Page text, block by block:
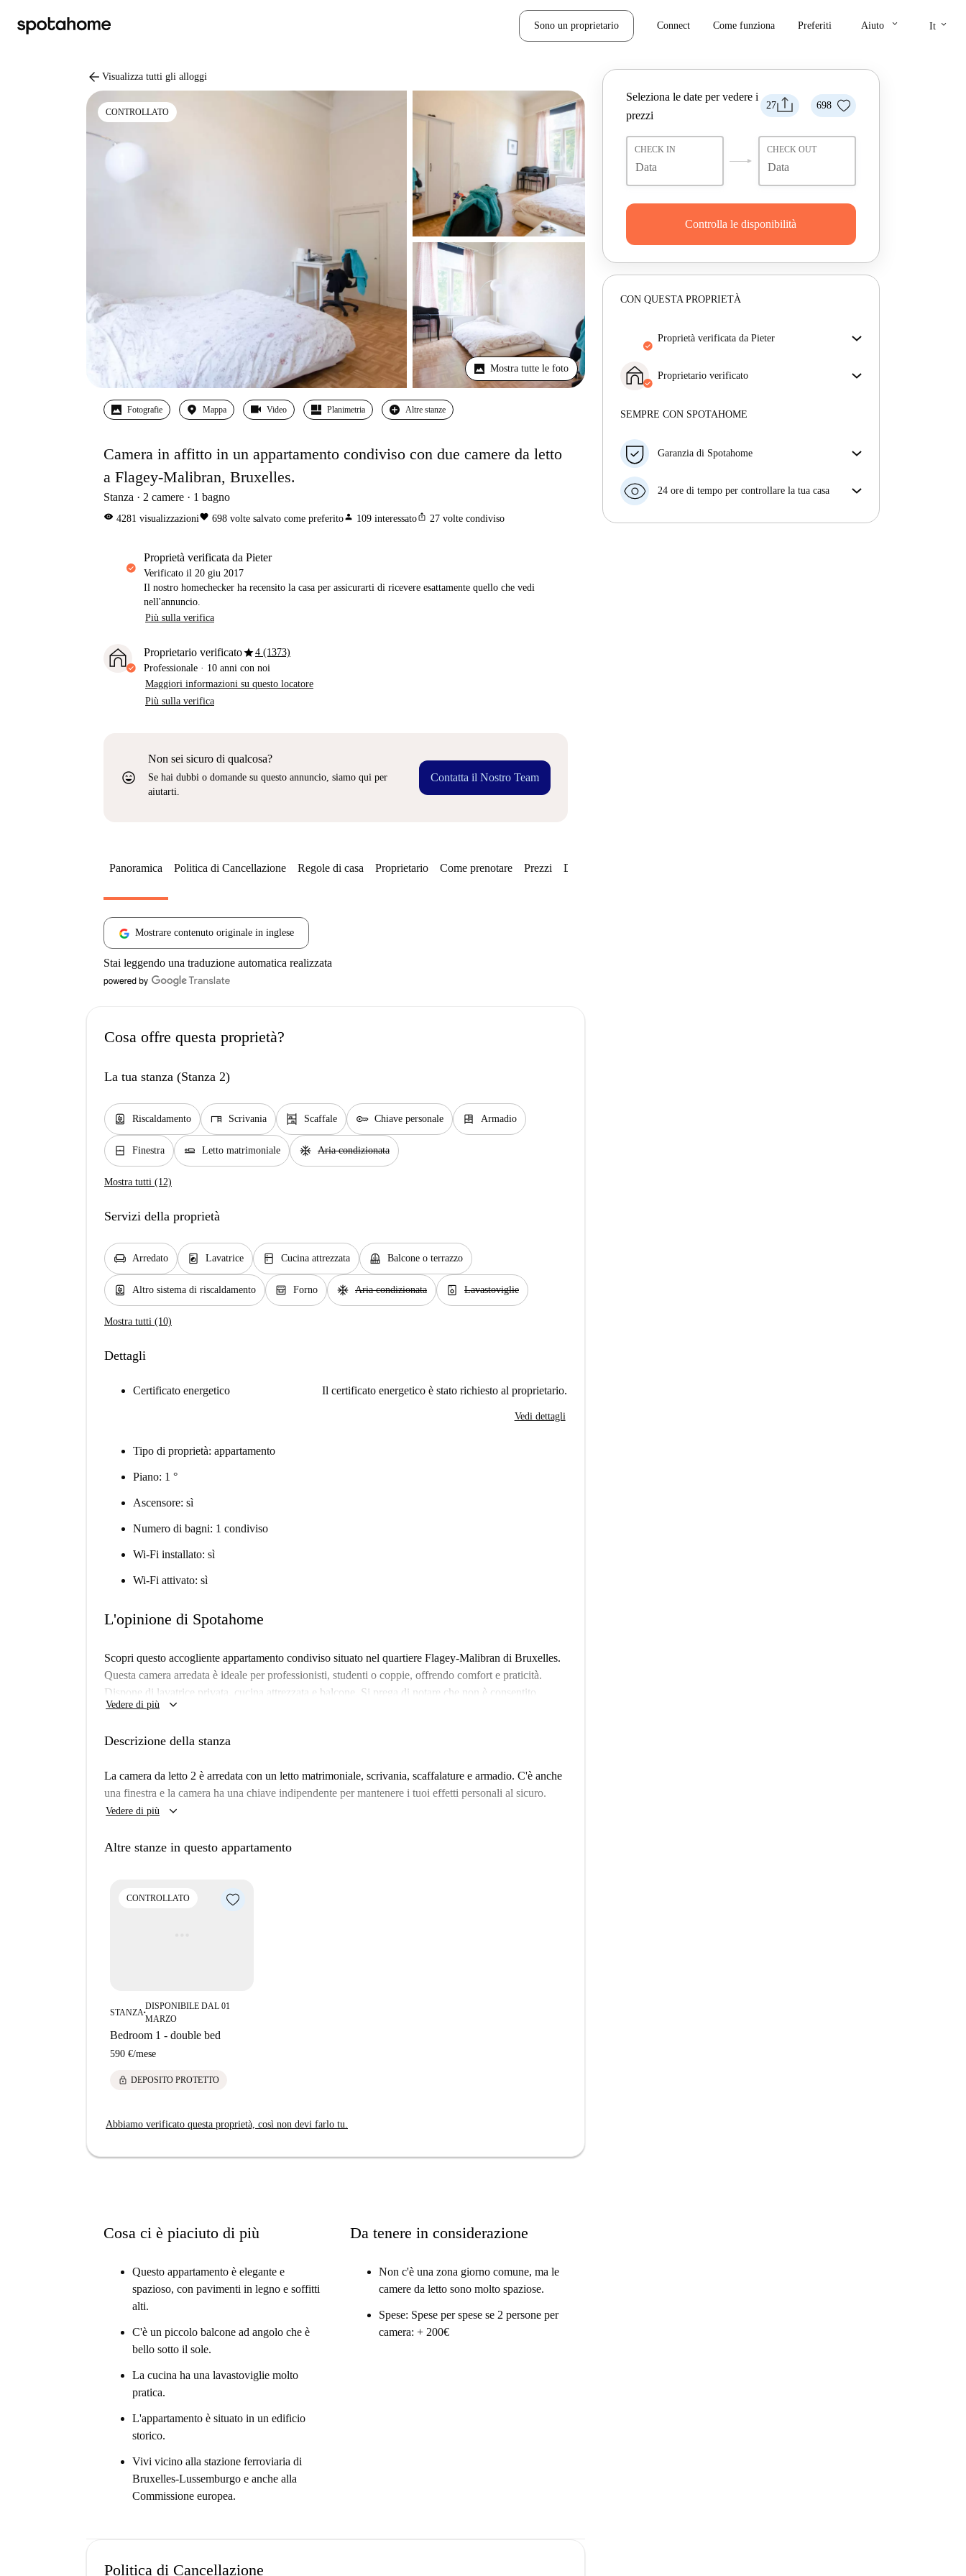
Sono un proprietario Connect Come funziona Preferiti Aiuto keyboard_arrow_down It keyboard_arrow_down
arrow_back Visualizza tutti gli alloggi
CONTROLLATO
Mostra tutte le foto
Fotografie Mappa Video Planimetria Altre stanze
Camera in affitto in un appartamento condiviso con due camere da letto
a Flagey-Malibran, Bruxelles.
Stanza 2 camere 1 bagno
visibility 4281 visualizzazionifavorite 698 volte salvato come preferitoperson 109 interessatoios_share 27 volte condiviso
proprietà verificata da Pieter
Verificato il 20 giu 2017
Il nostro homechecker ha recensito la casa per assicurarti di ricevere esattamente quello che vedi
nell'annuncio.
Più sulla verifica
Proprietario verificatostar4 (1373)
Professionale · 10 anni con noi
Maggiori informazioni su questo locatore
Più sulla verifica
sentiment_very_satisfied
Non sei sicuro di qualcosa?
Se hai dubbi o domande su questo annuncio, siamo qui per
aiutarti.
Contatta il Nostro Team
27 698
Seleziona le date per vedere i
prezzi
CHECK IN CHECK OUT
Controlla le disponibilità
CON QUESTA PROPRIETÀ
proprietà verificata da Pieter
assicurarti di ricevere esattamente quello che vedi
nell'annuncio.
Proprietario verificato
Maggiori informazioni su questo locatore
SEMPRE CON SPOTAHOME
Garanzia di Spotahome
con breve preavviso, noi A) ti pagheremo un hotel e
B) ti rimborseremo totalmente
24 ore di tempo per controllare la tua casa
Panoramica Politica di Cancellazione Regole di casa Proprietario Come prenotare Prezzi Disponibilità
Mostrare contenuto originale in inglese
Stai leggendo una traduzione automatica realizzata
Cosa offre questa proprietà?
La tua stanza (Stanza 2)
water_heater Riscaldamento desk Scrivania shelves Scaffale key Chiave personale dresser Armadio
window_closed Finestra airline_seat_flat Letto matrimoniale ac_unit Aria condizionata
Mostra tutti (12)
Servizi della proprietà
chair Arredato local_laundry_service Lavatrice kitchen Cucina attrezzata balcony Balcone o terrazzo
water_heater Altro sistema di riscaldamento oven_gen Forno ac_unit Aria condizionata dishwasher_gen Lavastoviglie
Mostra tutti (10)
Dettagli
Certificato energetico Il certificato energetico è stato richiesto al proprietario.
Vedi dettagli
Tipo di proprietà: appartamento
Piano: 1 °
Ascensore: sì
Numero di bagni: 1 condiviso
Wi-Fi installato: sì
Wi-Fi attivato: sì
L'opinione di Spotahome
Scopri questo accogliente appartamento condiviso situato nel quartiere Flagey-Malibran di Bruxelles.
Questa camera arredata è ideale per professionisti, studenti o coppie, offrendo comfort e praticità.
Dispone di lavatrice privata, cucina attrezzata e balcone. Si prega di notare che non è consentito
fumare, ma gli animali domestici potrebbero essere ammessi con alcune restrizioni. Questa struttura è
Carrefour è facilmente raggiungibile e offre tutto il necessario per la vita quotidiana. Inoltre, il
Monumento Wiertz e diversi murales, tra cui il Mural Ekologiczny e il Peinture Murale, arricchiscono
la zona con elementi culturali di rilievo. Sono disponibili numerose opzioni per mangiare, tra cui Pepe
Vedere di più keyboard_arrow_down
Descrizione della stanza
La camera da letto 2 è arredata con un letto matrimoniale, scrivania, scaffalature e armadio. C'è anche
una finestra e la camera ha una chiave indipendente per mantenere i tuoi effetti personali al sicuro.
Vedere di più keyboard_arrow_down
Altre stanze in questo appartamento
CONTROLLATO
STANZA ■
DISPONIBILE DAL 01
MARZO
Bedroom 1 - double bed
590 €/mese
lock DEPOSITO PROTETTO
Abbiamo verificato questa proprietà, così non devi farlo tu.
Cosa ci è piaciuto di più
Questo appartamento è elegante e
spazioso, con pavimenti in legno e soffitti
alti.
C'è un piccolo balcone ad angolo che è
bello sotto il sole.
La cucina ha una lavastoviglie molto
pratica.
L'appartamento è situato in un edificio
storico.
Vivi vicino alla stazione ferroviaria di
Bruxelles-Lussemburgo e anche alla
Commissione europea.
Da tenere in considerazione
Non c'è una zona giorno comune, ma le
camere da letto sono molto spaziose.
Spese: Spese per spese se 2 persone per
camera: + 200€
Politica di Cancellazione